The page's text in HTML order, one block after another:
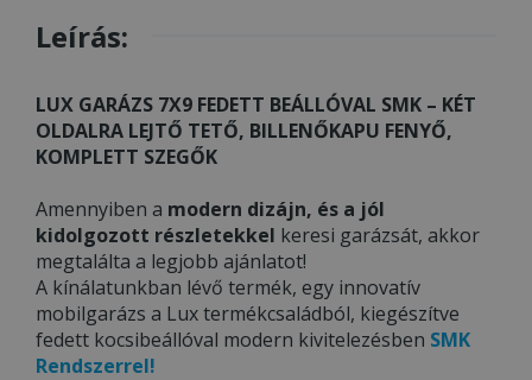
Leírás:
LUX GARÁZS 7X9 FEDETT BEÁLLÓVAL SMK – KÉT
OLDALRA LEJTŐ TETŐ, BILLENŐKAPU FENYŐ,
KOMPLETT SZEGŐK
Amennyiben a modern dizájn, és a jól
kidolgozott részletekkel keresi garázsát, akkor
megtalálta a legjobb ajánlatot!
A kínálatunkban lévő termék, egy innovatív
mobilgarázs a Lux termékcsaládból, kiegészítve
fedett kocsibeállóval modern kivitelezésben SMK
Rendszerrel!